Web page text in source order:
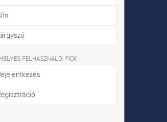
FELHASZNÁLÓI FIÓK